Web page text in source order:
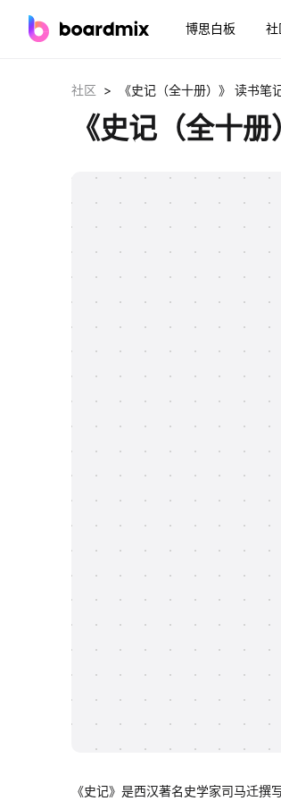
博思白板 社
社区 > 《史记（全十册）》 读书笔
《史记（全十
《史记》是西汉著名史学家司马迁